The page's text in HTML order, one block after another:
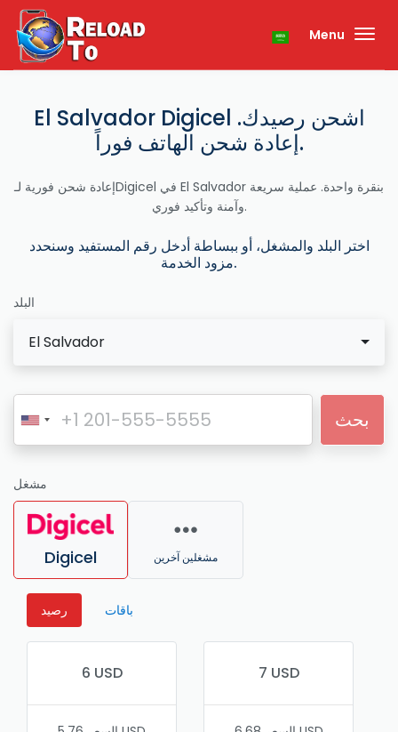
Menu
El Salvador Digicel اشحن رصيدك.
إعادة شحن الهاتف فوراً.
إعادة شحن فورية لـDigicel في El Salvador بنقرة واحدة. عملية سريعة
وآمنة وتأكيد فوري.
اختر البلد والمشغل، أو ببساطة أدخل رقم المستفيد وسنحدد
مزود الخدمة.
البلد
El Salvador
بحث
مشغل
Digicel مشغلين آخرين
رصيد باقات
6 USD 7 USD